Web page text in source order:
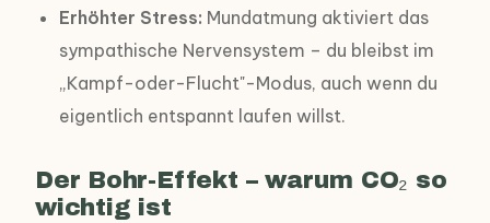
Erhöhter Stress: Mundatmung aktiviert das
sympathische Nervensystem – du bleibst im
„Kampf-oder-Flucht"-Modus, auch wenn du
eigentlich entspannt laufen willst.
Der Bohr-Effekt – warum CO₂ so
wichtig ist